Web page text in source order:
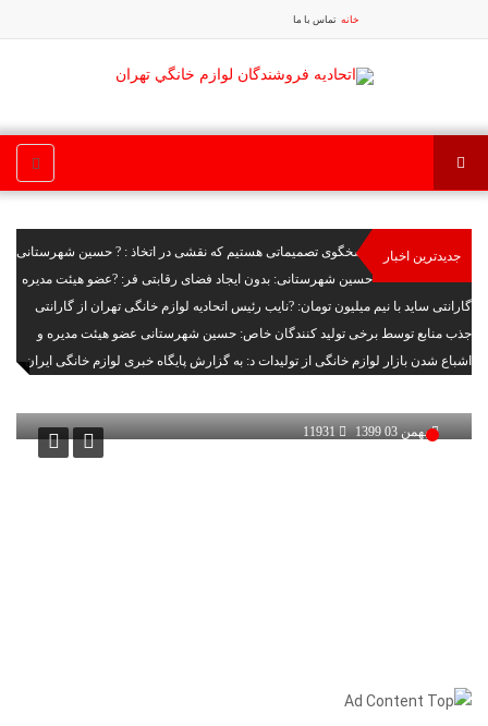
خانه تماس با ما
جدیدترین اخبار پاسخگوی تصمیماتی هستیم که نقشی در اتخاذ : ? حسین شهرستانی
با انتقاد از ایجاد شورای سیاستگذار
حسین شهرستانی: بدون ایجاد فضای رقابتی فر : ?عضو هیئت مدیره
و خزانه دار اتحادیه لوازم خانگی تهگارانتی ساید با نیم میلیون تومان: ?نایب رئیس اتحادیه لوازم خانگی تهران از گارانتی
شد
جذب منابع توسط برخی تولید کنندگان خاص: حسین شهرستانی عضو هیئت مدیره و
خزانه دار اتحادیه ل
اشباع شدن بازار لوازم خانگی از تولیدات د: به گزارش پایگاه خبری لوازم خانگی ایران
بهمن 03 1399